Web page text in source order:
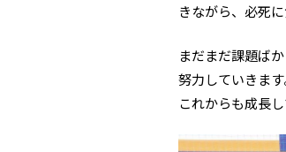
きながら、必死
まだまだ課題ば
努力していきます
これからも成長